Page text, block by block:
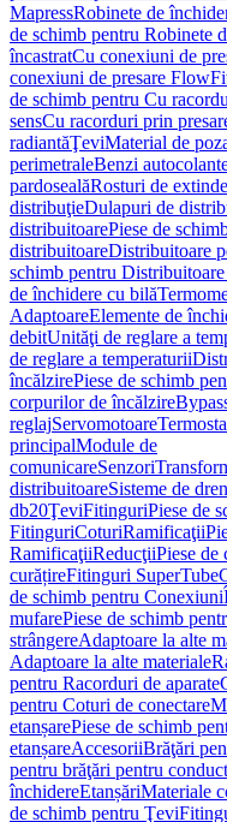
MapressRobinete de
de schimb pentru Robinete
încastratCu conexiuni de
conexiuni de presare
de schimb pentru Cu
sensCu racorduri prin
radiantăŢeviMaterial de
perimetraleBenzi
pardosealăRosturi de
distribuţieDulapuri de
distribuitoarePiese de
distribuitoareDistribuitoare
schimb pentru
de închidere cu bilă
AdaptoareElemente de
debitUnităţi de reglare a
de reglare a temperaturii
încălzirePiese de schimb
corpurilor de încălzire
reglajServomotoare
principalModule de
comunicareSenzori
distribuitoareSisteme de
db20ŢeviFitinguriPiese de
FitinguriCoturiRamificaţii
RamificaţiiReducţiiPiese de
curățireFitinguri SuperTube
de schimb pentru Conexiuni
mufarePiese de schimb
strângereAdaptoare la alte
Adaptoare la alte materiale
pentru Racorduri de aparate
pentru Coturi de conectare
etanșarePiese de schimb
etanșareAccesoriiBrăţări
pentru brăţări pentru
închidereEtanșăriMateriale
de schimb pentru Ţevi